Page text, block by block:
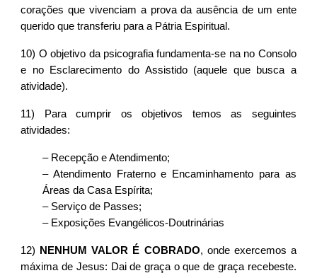
corações que vivenciam a prova da ausência de um ente
querido que transferiu para a Pátria Espiritual.
10) O objetivo da psicografia fundamenta-se na no Consolo
e no Esclarecimento do Assistido (aquele que busca a
atividade).
11) Para cumprir os objetivos temos as seguintes
atividades:
– Recepção e Atendimento;
– Atendimento Fraterno e Encaminhamento para as
Áreas da Casa Espírita;
– Serviço de Passes;
– Exposições Evangélicos-Doutrinárias
12) NENHUM VALOR É COBRADO, onde exercemos a
máxima de Jesus: Dai de graça o que de graça recebeste.